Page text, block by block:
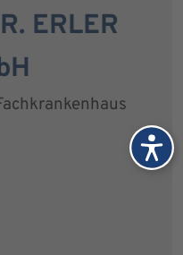
ERLER